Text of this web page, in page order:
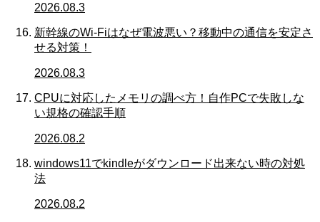
2026.08.3
新幹線のWi-Fiはなぜ電波悪い？移動中の通信を安定さ
せる対策！
2026.08.3
CPUに対応したメモリの調べ方！自作PCで失敗しな
い規格の確認手順
2026.08.2
windows11でkindleがダウンロード出来ない時の対処
法
2026.08.2